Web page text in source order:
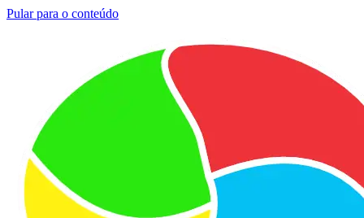
Pular para o conteúdo